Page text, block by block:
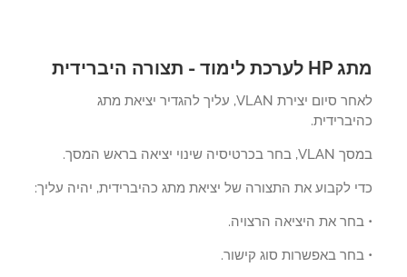
לאחר סיום יצירת VLAN, עליך להגדיר יציאת מתג
לקבוע את התצורה של יציאת מתג כהיברידית, יהיה עליך:
את היציאה הרצויה.
באפשרות סוג קישור.